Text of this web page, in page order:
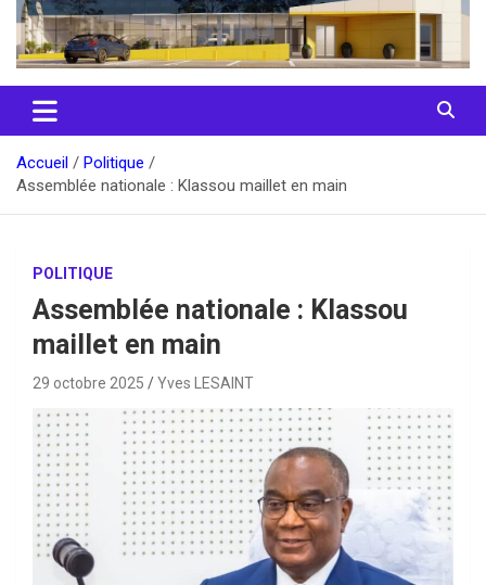
Accueil
Politique
Assemblée nationale : Klassou maillet en main
POLITIQUE
Assemblée nationale : Klassou
maillet en main
29 octobre 2025 Yves LESAINT